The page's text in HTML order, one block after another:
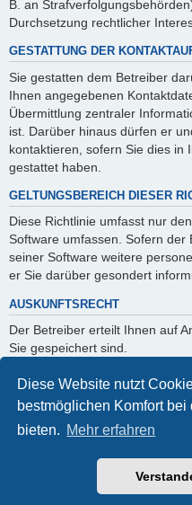
Diese Website nutzt
bestmöglichen Komfort bei
bieten. Mehr erfahren
B. an
Durchsetzung rechtlicher
GESTATTUNG DER
Sie gestatten dem Betreiber
Ihnen angegebenen
Übermittlung zentraler
ist. Darüber hinaus dürfen er
kontaktieren, sofern Sie dies in
gestattet haben.
GELTUNGSBEREICH DIESER
Diese Richtlinie umfasst nur
Software umfassen. Sofern
seiner Software weitere
er Sie darüber gesondert
AUSKUNFTSRECHT
Der Betreiber erteilt Ihnen auf
Sie gespeichert sind.
Sie können jederzeit die
verlangen. Kontaktieren Sie
Powered byphpBB®